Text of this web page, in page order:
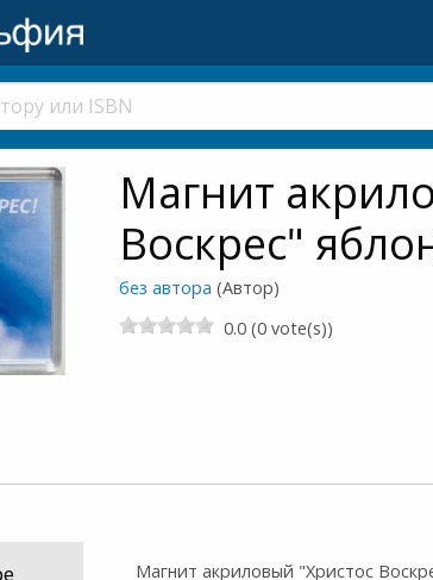
Магнит
Воскрес"
без автора (Автор)
0.0 (0 vote(s))
Магнит акриловый "Христос